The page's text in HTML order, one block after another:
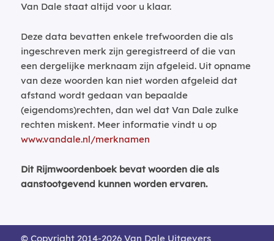
Van Dale staat altijd voor u klaar.
Deze data bevatten enkele trefwoorden die als
ingeschreven merk zijn geregistreerd of die van
een dergelijke merknaam zijn afgeleid. Uit opname
van deze woorden kan niet worden afgeleid dat
afstand wordt gedaan van bepaalde
(eigendoms)rechten, dan wel dat Van Dale zulke
rechten miskent. Meer informatie vindt u op
www.vandale.nl/merknamen
Dit Rijmwoordenboek bevat woorden die als
aanstootgevend kunnen worden ervaren.
© Copyright 2014-2026 Van Dale Uitgevers